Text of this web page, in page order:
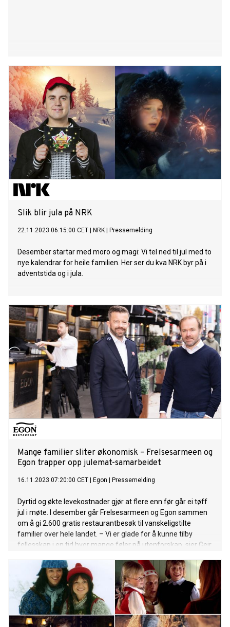
Slik blir jula på NRK
22.11.2023 06:15:00 CET NRK Pressemelding
Desember startar med moro og magi: Vi tel ned til jul med to
nye kalendrar for heile familien. Her ser du kva NRK byr på i
adventstida og i jula.
Mange familier sliter økonomisk – Frelsesarmeen og
Egon trapper opp julemat-samarbeidet
16.11.2023 07:20:00 CET Egon Pressemelding
Dyrtid og økte levekostnader gjør at flere enn før går ei tøff
jul i møte. I desember går Frelsesarmeen og Egon sammen
om å gi 2.600 gratis restaurantbesøk til vanskeligstilte
familier over hele landet. ­– Vi er glade for å kunne tilby
fellesskap i en tid hvor mange føler på utenforskap, sier Geir